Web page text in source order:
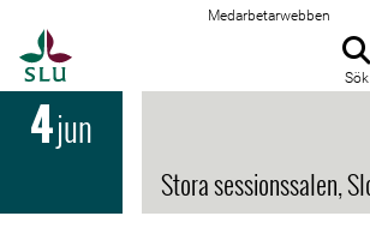
Medarbetarwebben
Sök
4jun
Stora sessionssalen,